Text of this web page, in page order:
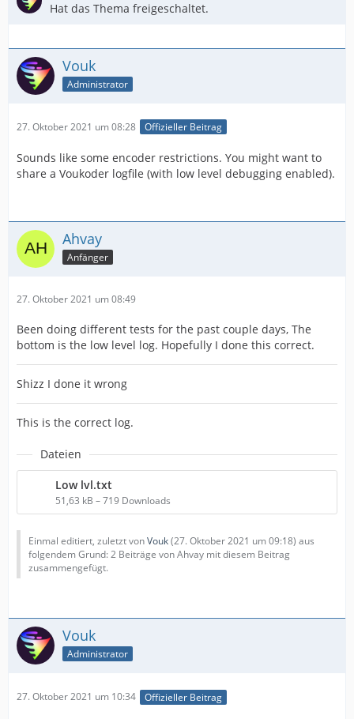
Hat das Thema freigeschaltet.
Vouk
Administrator
27. Oktober 2021 um 08:28 Offizieller Beitrag
Sounds like some encoder restrictions. You might want to
share a Voukoder logfile (with low level debugging enabled).
Ahvay
Anfänger
27. Oktober 2021 um 08:49
Been doing different tests for the past couple days, The
bottom is the low level log. Hopefully I done this correct.
Shizz I done it wrong
This is the correct log.
Dateien
Low lvl.txt
51,63 kB – 719 Downloads
Einmal editiert, zuletzt vonVouk(27. Oktober 2021 um 09:18) aus
folgendem Grund: 2 Beiträge von Ahvay mit diesem Beitrag
zusammengefügt.
Vouk
Administrator
27. Oktober 2021 um 10:34 Offizieller Beitrag